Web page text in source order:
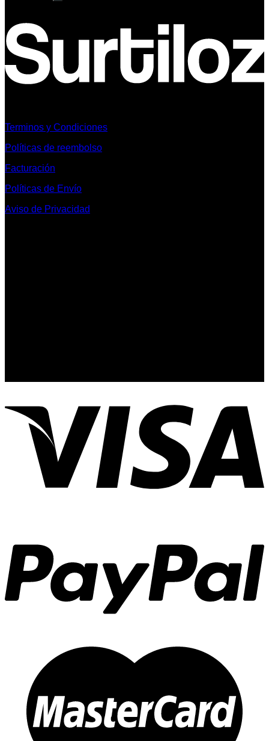
Terminos y Condiciones
Políticas de reembolso
Facturación
Políticas de Envío
Aviso de Privacidad